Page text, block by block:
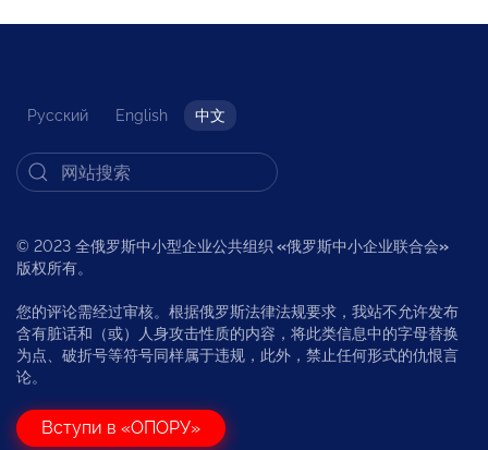
Русский English 中文
© 2023 全俄罗斯中小型企业公共组织 «俄罗斯中小企业联合会»
版权所有。
您的评论需经过审核。根据俄罗斯法律法规要求，我站不允许发布
含有脏话和（或）人身攻击性质的内容，将此类信息中的字母替换
为点、破折号等符号同样属于违规，此外，禁止任何形式的仇恨言
论。
Вступи в «ОПОРУ»